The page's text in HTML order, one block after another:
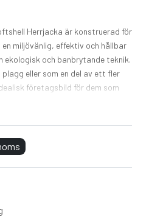
Herrjacka är konstruerad för
miljövänlig, effektiv och hållbar
ekologisk och banbrytande teknik.
eller som en del av ett fler
företagsbild för dem som
att fräscha sitt
vatten- och vindbeständig.
är vattenavstötande på ett
framhäva en proffsig och seriös
efter en modern design av
företagslook.
Jacket